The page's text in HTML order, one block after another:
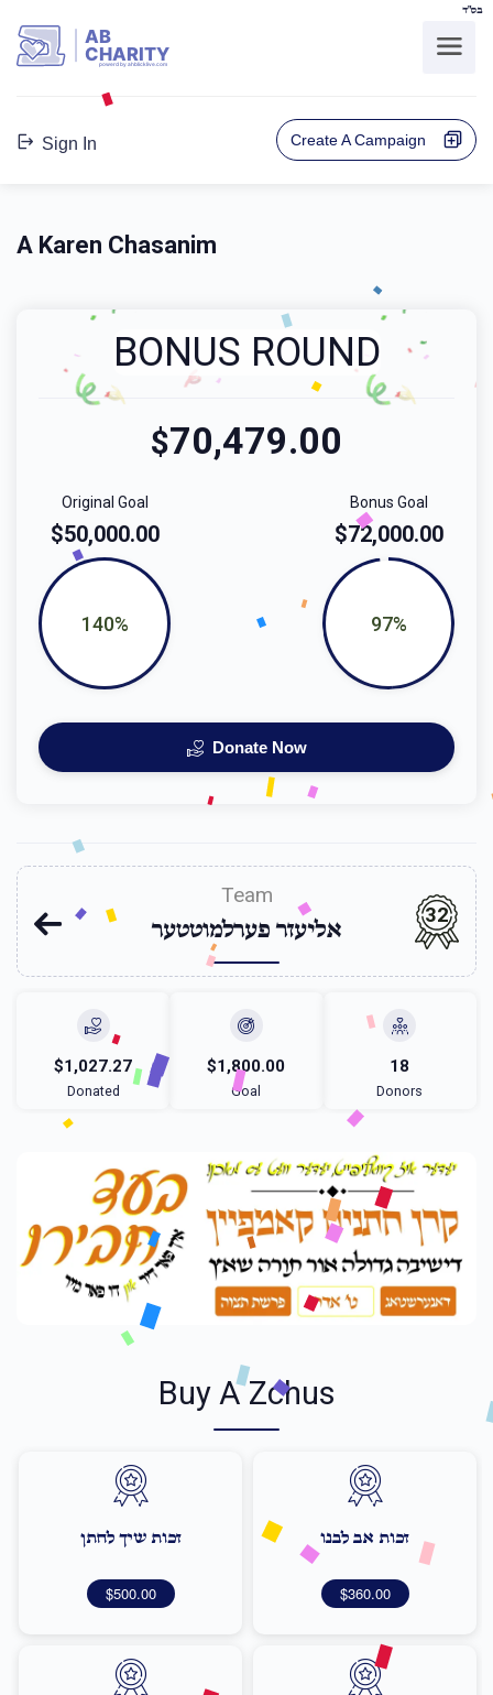
בס"ד
AB
CHARITY
powerd by ahblicklive.com
Sign In Create A Campaign
A Karen Chasanim
BONUS ROUND
$70,479.00
Bonus Goal
$72,000.00
97%
Original Goal
$50,000.00
140%
Donate Now
Team
אליעזר פערלמוטטער 32
$1,027.27
Donated
$1,800.00
Goal
18
Donors
Buy A Zchus
זכות אב לבנו
$360.00
זכות שיך לחתן
$500.00